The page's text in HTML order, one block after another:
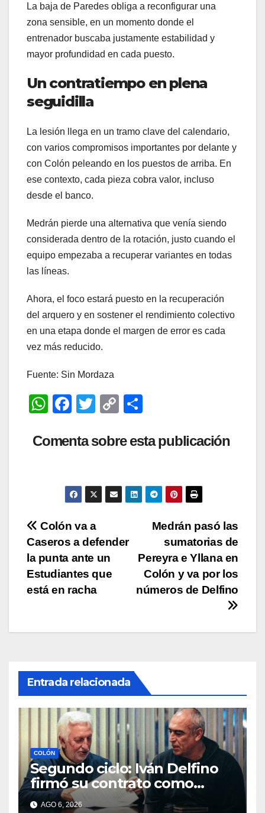
La baja de Paredes obliga a reconfigurar una
zona sensible, en un momento donde el
entrenador buscaba justamente estabilidad y
mayor profundidad en cada puesto.
Un contratiempo en plena
seguidilla
La lesión llega en un tramo clave del calendario,
con varios compromisos importantes por delante y
con Colón peleando en los puestos de arriba. En
ese contexto, cada pieza cobra valor, incluso
desde el banco.
Medrán pierde una alternativa que venía siendo
considerada dentro de la rotación, justo cuando el
equipo empezaba a recuperar variantes en todas
las líneas.
Ahora, el foco estará puesto en la recuperación
del arquero y en sostener el rendimiento colectivo
en una etapa donde el margen de error es cada
vez más reducido.
Fuente: Sin Mordaza
W
at
p
F
c
b
o
k
T
tt
C
p
Li
n
m
ar
tir
Comenta sobre esta publicación
Navegación
de
entradas
Medrán pasó las
sumatorias de
Pereyra e Yllana en
Colón y va por los
números de Delfino
Colón va a
Caseros a defender
la punta ante un
Estudiantes que
está en racha
Entrada relacionada
COLÓN
Segundo ciclo: Iván Delfino
firmó su contrato como
técnico de Colón
AGO 6, 2026